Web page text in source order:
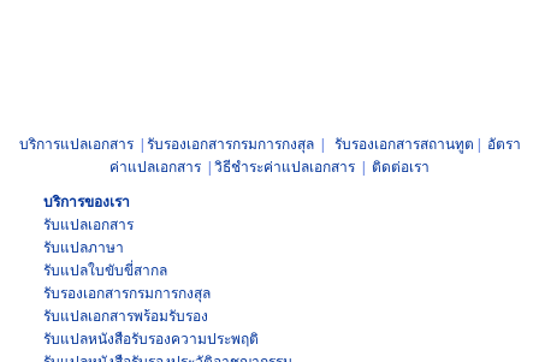
บริการแปลเอกสาร| รับรองเอกสารกรมการกงสุล| รับรองเอกสารสถานทูต | อัตรา
ค่าแปลเอกสาร | วิธีชำระค่าแปลเอกสาร | ติดต่อเรา
บริการของเรา
รับแปลเอกสาร
รับแปลภาษา
รับแปลใบขับขี่สากล
รับรองเอกสารกรมการกงสุล
รับแปลเอกสารพร้อมรับรอง
รับแปลหนังสือรับรองความประพฤติ